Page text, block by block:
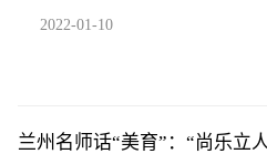
2022-01-10
兰州名师话“美育”：“尚乐立